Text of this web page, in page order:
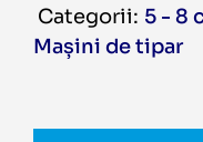
5 - 8
Mașini de tipar